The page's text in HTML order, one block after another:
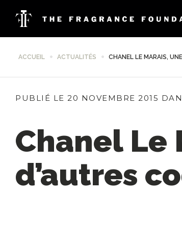
ACCUEIL ACTUALITÉS CHANEL LE MARAIS,
PUBLIÉ LE 20 NOVEMBRE 2015
Chanel
d’autres